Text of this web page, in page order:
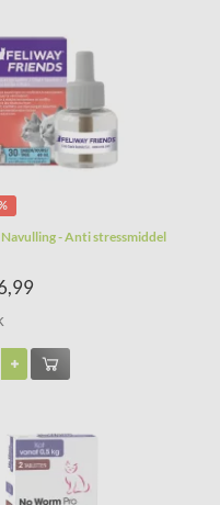
- Anti stressmiddel